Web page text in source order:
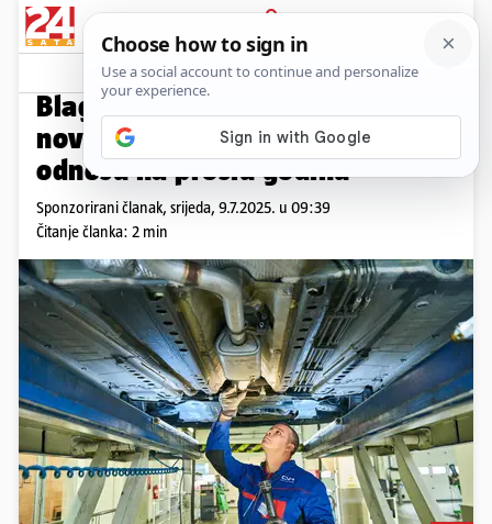
PRIJAVA
Promo sadržaj
Blagi porast broja
novoregistriranih automobila u
odnosu na prošlu godinu
Sponzorirani članak, srijeda, 9.7.2025. u 09:39
Čitanje članka: 2 min